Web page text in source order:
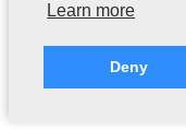
Learn more
Deny